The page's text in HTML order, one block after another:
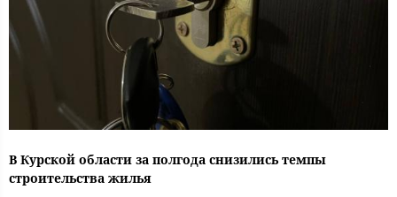
В Курской области за полгода снизились темпы
строительства жилья